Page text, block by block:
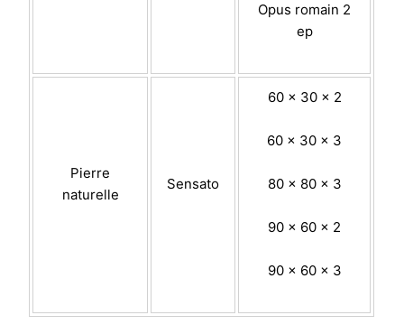
Opus romain 2
ep
Pierre
naturelle
Sensato
60 x 30 x 2
60 x 30 x 3
80 x 80 x 3
90 x 60 x 2
90 x 60 x 3